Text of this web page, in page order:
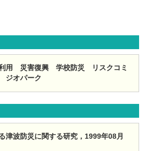
用 災害復興 学校防災 リスクコミ
ジオパーク
津波防災に関する研究，1999年08月